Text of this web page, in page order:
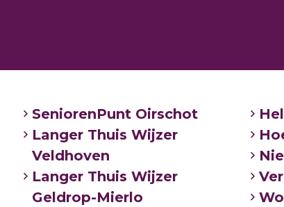
SeniorenPunt Oirschot
Langer Thuis Wijzer
Veldhoven
Langer Thuis Wijzer
Geldrop-Mierlo